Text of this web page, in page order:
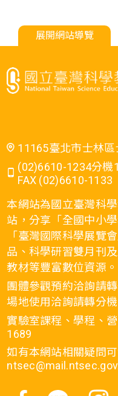
展開網站導覽
11165臺北市士林
(02)6610-1234分機
FAX (02)6610-1133
本網站為國立臺灣科
站，分享「全國中小
「臺灣國際科學展覽
品、科學研習雙月刊
教材等豐富數位資源。
團體參觀預約洽詢請
場地使用洽詢請轉分
實驗室課程、學程、
1689
如有本網站相關疑問可